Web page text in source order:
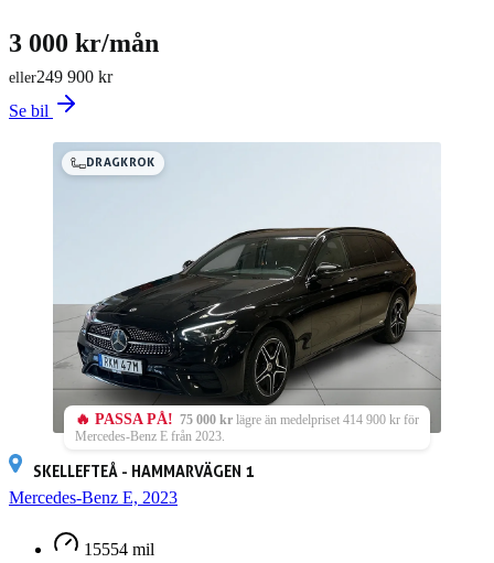
249 900 kr
eller
3 000 kr/mån
Se bil
DRAGKROK
🔥 PASSA PÅ! 75 000 kr lägre än medelpriset 414 900 kr för
Mercedes-Benz E från 2023.
SKELLEFTEÅ - HAMMARVÄGEN 1
Mercedes-Benz E, 2023
15554 mil